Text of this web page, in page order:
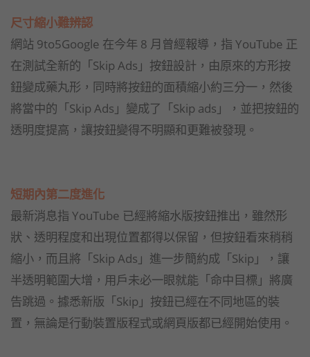
尺寸縮小難辨認
網站 9to5Google 在今年 8 月曾經報導，指 YouTube 正
在測試全新的「Skip Ads」按鈕設計，由原來的方形按
鈕變成藥丸形，同時將按鈕的面積縮小約三分一，然後
將當中的「Skip Ads」變成了「Skip ads」，並把按鈕的
透明度提高，讓按鈕變得不明顯和更難被發現。
短期內第二度進化
最新消息指 YouTube 已經將縮水版按鈕推出，雖然形
狀、透明程度和出現位置都得以保留，但按鈕看來稍稍
縮小，而且將「Skip Ads」進一步簡約成「Skip」，讓
半透明範圍大增，用戶未必一眼就能「命中目標」將廣
告跳過。據悉新版「Skip」按鈕已經在不同地區的裝
置，無論是行動裝置版程式或網頁版都已經開始使用。